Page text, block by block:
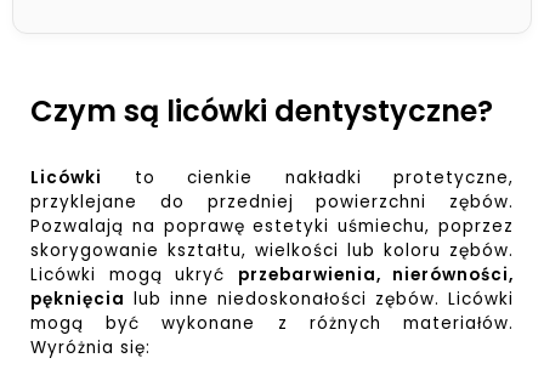
Czym są licówki dentystyczne?
Licówki
to cienkie nakładki protetyczne,
przyklejane do przedniej powierzchni zębów.
Pozwalają na poprawę estetyki uśmiechu, poprzez
skorygowanie kształtu, wielkości lub koloru zębów.
Licówki mogą ukryć przebarwienia, nierówności,
pęknięcia lub inne niedoskonałości zębów. Licówki
mogą być wykonane z różnych materiałów.
Wyróżnia się: